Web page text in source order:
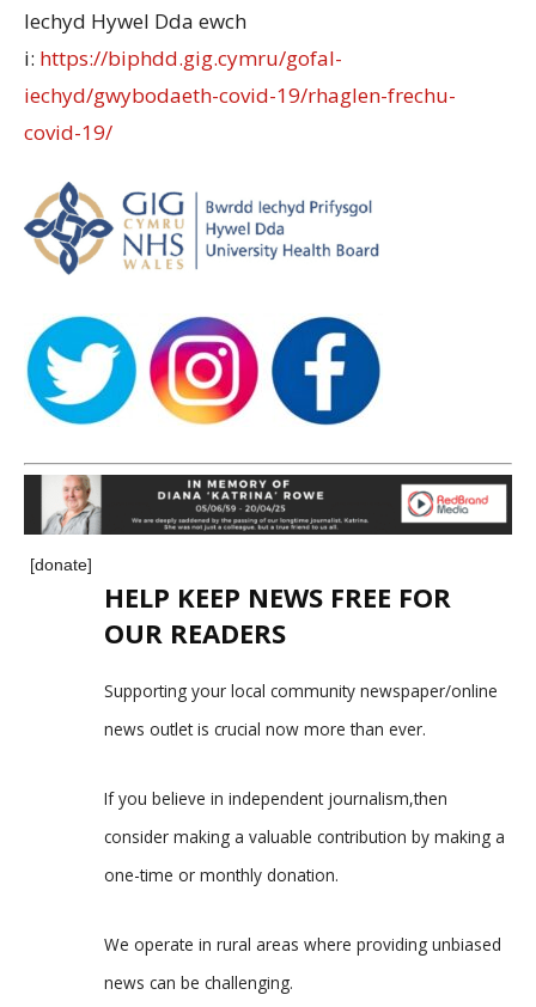
Iechyd Hywel Dda ewch
i: https://biphdd.gig.cymru/gofal-
iechyd/gwybodaeth-covid-19/rhaglen-frechu-
covid-19/
[donate]
HELP KEEP NEWS FREE FOR
OUR READERS
Supporting your local community newspaper/online
news outlet is crucial now more than ever.
If you believe in independent journalism,then
consider making a valuable contribution by making a
one-time or monthly donation.
We operate in rural areas where providing unbiased
news can be challenging.